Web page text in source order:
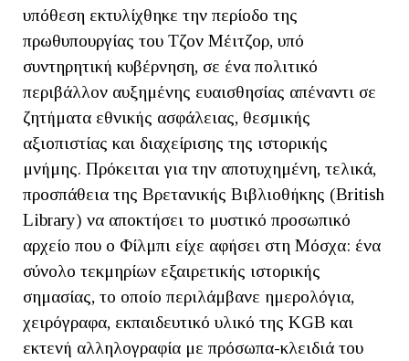
υπόθεση εκτυλίχθηκε την περίοδο της
πρωθυπουργίας του Τζον Μέιτζορ, υπό
συντηρητική κυβέρνηση, σε ένα πολιτικό
περιβάλλον αυξημένης ευαισθησίας απέναντι σε
ζητήματα εθνικής ασφάλειας, θεσμικής
αξιοπιστίας και διαχείρισης της ιστορικής
μνήμης. Πρόκειται για την αποτυχημένη, τελικά,
προσπάθεια της Βρετανικής Βιβλιοθήκης (British
Library) να αποκτήσει το μυστικό προσωπικό
αρχείο που ο Φίλμπι είχε αφήσει στη Μόσχα: ένα
σύνολο τεκμηρίων εξαιρετικής ιστορικής
σημασίας, το οποίο περιλάμβανε ημερολόγια,
χειρόγραφα, εκπαιδευτικό υλικό της KGB και
εκτενή αλληλογραφία με πρόσωπα-κλειδιά του